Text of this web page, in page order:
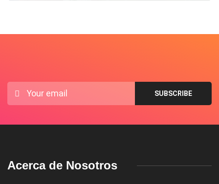
Acerca de Nosotros